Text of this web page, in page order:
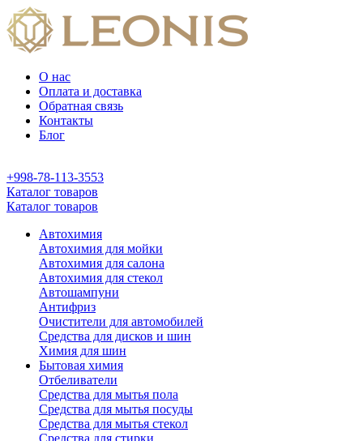
О нас
Оплата и доставка
Обратная связь
Контакты
Блог
+998-78-113-3553
Каталог товаров
Каталог товаров
Автохимия
Автохимия для мойки
Автохимия для салона
Автохимия для стекол
Автошампуни
Антифриз
Очистители для автомобилей
Средства для дисков и шин
Химия для шин
Бытовая химия
Отбеливатели
Средства для мытья пола
Средства для мытья посуды
Средства для мытья стекол
Средства для стирки